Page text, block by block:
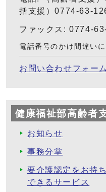
括支援）0774-63-
ファックス: 0774-
電話番号のかけ間違い
お問い合わせフォーム
健康福祉部高齢者
お知らせ
事務分掌
要介護認定をお持
できるサービス